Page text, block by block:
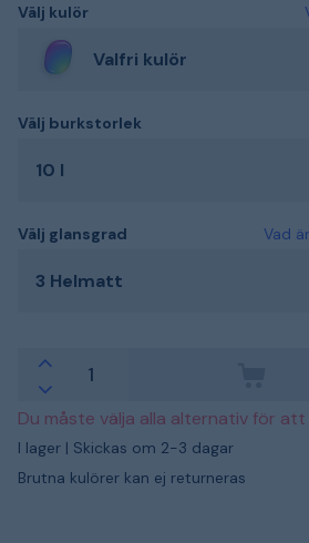
Välj kulör
Valfri kulör
Välj burkstorlek
10 l
Välj glansgrad Vad
3 Helmatt
Du måste välja alla alternativ för
I lager | Skickas om 2-3 dagar
Brutna kulörer kan ej returneras